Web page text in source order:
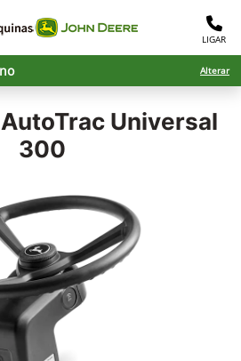
LIGAR
Alterar
AutoTrac Universal
300